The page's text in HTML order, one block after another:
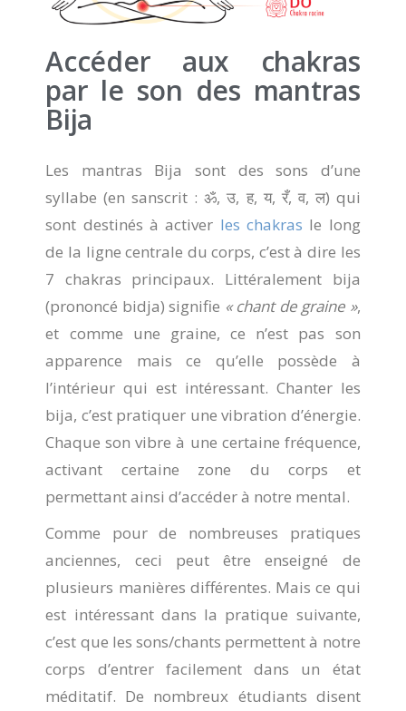
Accéder aux chakras
par le son des mantras
Bija
Les mantras Bija sont des sons d’une
syllabe (en sanscrit : ॐ, उ, ह, य, रँ, व, ल) qui
sont destinés à activer les chakras le long
de la ligne centrale du corps, c’est à dire les
7 chakras principaux. Littéralement bija
(prononcé bidja) signifie « chant de graine »,
et comme une graine, ce n’est pas son
apparence mais ce qu’elle possède à
l’intérieur qui est intéressant. Chanter les
bija, c’est pratiquer une vibration d’énergie.
Chaque son vibre à une certaine fréquence,
activant certaine zone du corps et
permettant ainsi d’accéder à notre mental.
Comme pour de nombreuses pratiques
anciennes, ceci peut être enseigné de
plusieurs manières différentes. Mais ce qui
est intéressant dans la pratique suivante,
c’est que les sons/chants permettent à notre
corps d’entrer facilement dans un état
méditatif. De nombreux étudiants disent